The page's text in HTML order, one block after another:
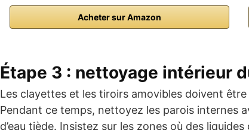
Acheter sur Amazon
Étape 3 : nettoyage intérieur
Les clayettes et les tiroirs amovibles doivent être
Pendant ce temps, nettoyez les parois internes
d’eau tiède. Insistez sur les zones où des